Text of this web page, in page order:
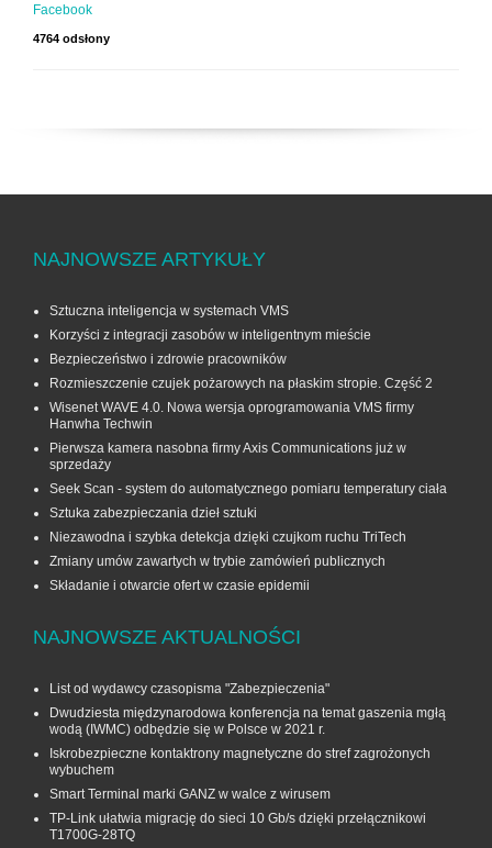
Facebook
4764 odsłony
NAJNOWSZE ARTYKUŁY
Sztuczna inteligencja w systemach VMS
Korzyści z integracji zasobów w inteligentnym mieście
Bezpieczeństwo i zdrowie pracowników
Rozmieszczenie czujek pożarowych na płaskim stropie. Część 2
Wisenet WAVE 4.0. Nowa wersja oprogramowania VMS firmy
Hanwha Techwin
Pierwsza kamera nasobna firmy Axis Communications już w
sprzedaży
Seek Scan - system do automatycznego pomiaru temperatury ciała
Sztuka zabezpieczania dzieł sztuki
Niezawodna i szybka detekcja dzięki czujkom ruchu TriTech
Zmiany umów zawartych w trybie zamówień publicznych
Składanie i otwarcie ofert w czasie epidemii
NAJNOWSZE AKTUALNOŚCI
List od wydawcy czasopisma "Zabezpieczenia"
Dwudziesta międzynarodowa konferencja na temat gaszenia mgłą
wodą (IWMC) odbędzie się w Polsce w 2021 r.
Iskrobezpieczne kontaktrony magnetyczne do stref zagrożonych
wybuchem
Smart Terminal marki GANZ w walce z wirusem
TP-Link ułatwia migrację do sieci 10 Gb/s dzięki przełącznikowi
T1700G‑28TQ